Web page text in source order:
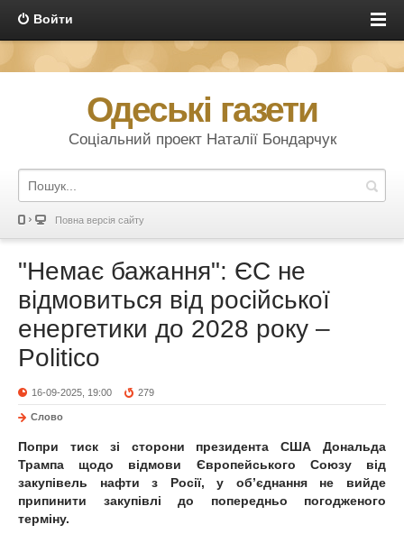
Войти
Одеські газети
Соціальний проект Наталії Бондарчук
Повна версія сайту
"Немає бажання": ЄС не
відмовиться від російської
енергетики до 2028 року –
Politico
16-09-2025, 19:00 279
Слово
Попри тиск зі сторони президента США Дональда
Трампа щодо відмови Європейського Союзу від
закупівель нафти з Росії, у обʼєднання не вийде
припинити закупівлі до попередньо погодженого
терміну.